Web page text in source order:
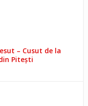
– Cusut de la
Pitești